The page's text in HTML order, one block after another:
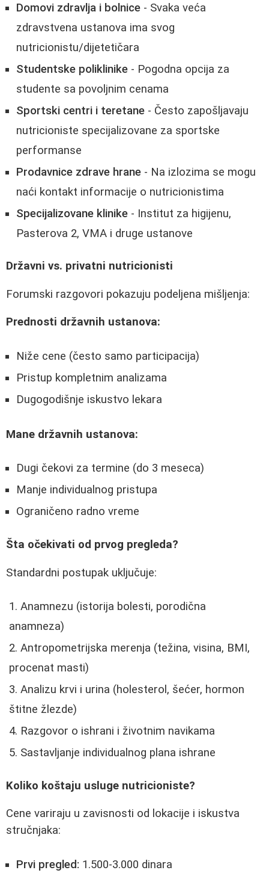
Domovi zdravlja i bolnice - Svaka veća
zdravstvena ustanova ima svog
nutricionistu/dijetetičara
Studentske poliklinike - Pogodna opcija za
studente sa povoljnim cenama
Sportski centri i teretane - Često zapošljavaju
nutricioniste specijalizovane za sportske
performanse
Prodavnice zdrave hrane - Na izlozima se mogu
naći kontakt informacije o nutricionistima
Specijalizovane klinike - Institut za higijenu,
Pasterova 2, VMA i druge ustanove
Državni vs. privatni nutricionisti
Forumski razgovori pokazuju podeljena mišljenja:
Prednosti državnih ustanova:
Niže cene (često samo participacija)
Pristup kompletnim analizama
Dugogodišnje iskustvo lekara
Mane državnih ustanova:
Dugi čekovi za termine (do 3 meseca)
Manje individualnog pristupa
Ograničeno radno vreme
Šta očekivati od prvog pregleda?
Standardni postupak uključuje:
Anamnezu (istorija bolesti, porodična
anamneza)
Antropometrijska merenja (težina, visina, BMI,
procenat masti)
Analizu krvi i urina (holesterol, šećer, hormon
štitne žlezde)
Razgovor o ishrani i životnim navikama
Sastavljanje individualnog plana ishrane
Koliko koštaju usluge nutricioniste?
Cene variraju u zavisnosti od lokacije i iskustva
stručnjaka:
Prvi pregled: 1.500-3.000 dinara